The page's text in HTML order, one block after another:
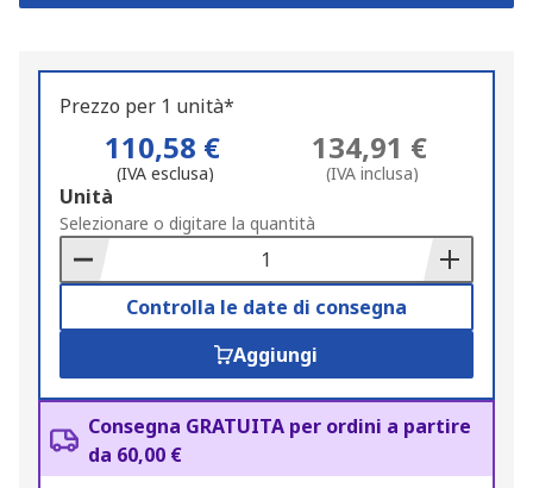
Prezzo per 1 unità*
110,58 €
(IVA esclusa)
134,91 €
(IVA inclusa)
Add
to
Basket
Unità
Selezionare o digitare la quantità
Controlla le date di consegna
Aggiungi
Consegna GRATUITA per ordini a partire
da 60,00 €